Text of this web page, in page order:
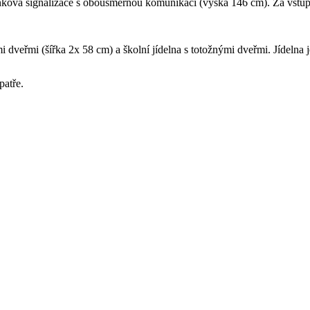
signalizace s obousměrnou komunikací (výška 146 cm). Za
dveřmi (šířka 2x 58 cm) a školní jídelna s totožnými dveřmi.